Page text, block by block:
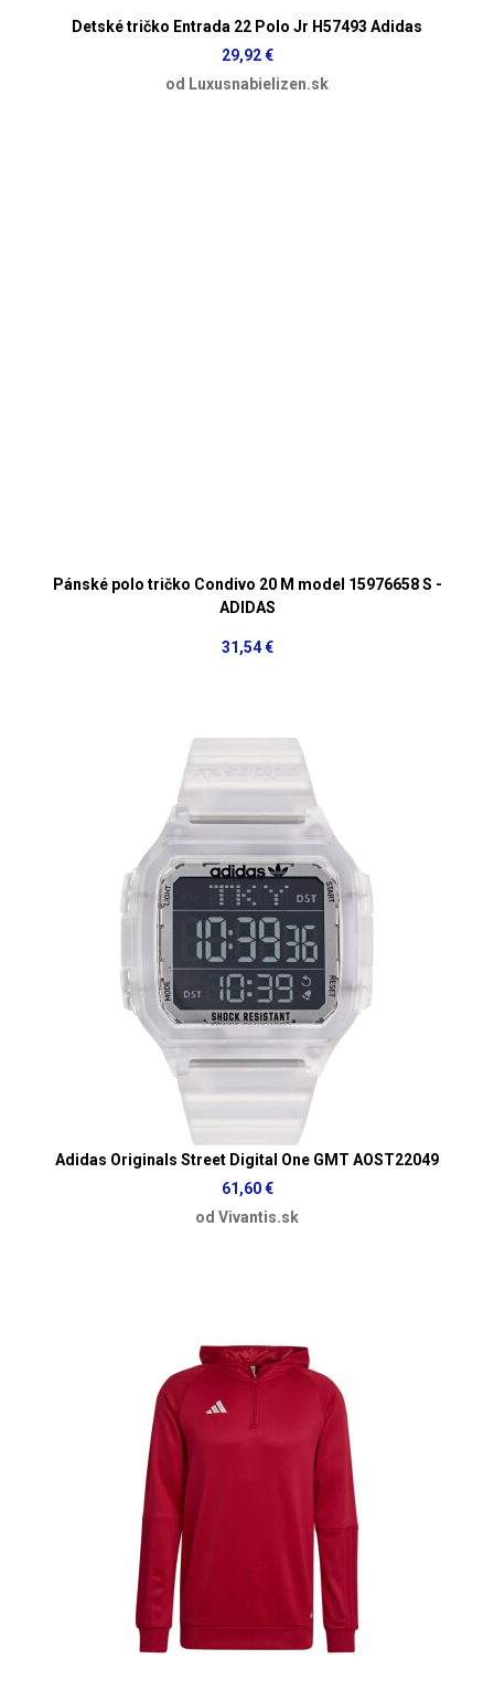
Detské tričko Entrada 22 Polo Jr H57493 Adidas
29,92 €
od Luxusnabielizen.sk
Pánské polo tričko Condivo 20 M model 15976658 S -
ADIDAS
31,54 €
Adidas Originals Street Digital One GMT AOST22049
61,60 €
od Vivantis.sk